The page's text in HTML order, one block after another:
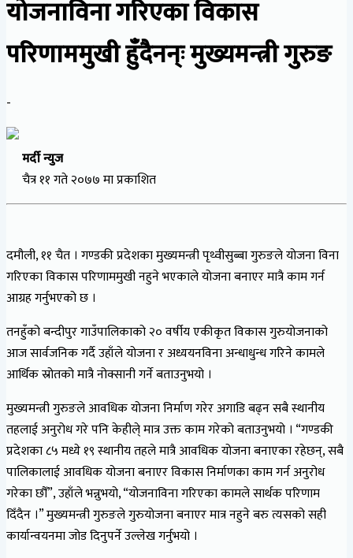
योजनाविना गरिएका विकास
परिणाममुखी हुँदैनन्ः मुख्यमन्त्री गुरुङ
-
मर्दी न्युज
चैत्र ११ गते २०७७ मा प्रकाशित
दमौली, ११ चैत । गण्डकी प्रदेशका मुख्यमन्त्री पृथ्वीसुब्बा गुरुङले योजना विना
गरिएका विकास परिणाममुखी नहुने भएकाले योजना बनाएर मात्रै काम गर्न
आग्रह गर्नुभएको छ ।
तनहुँको बन्दीपुर गाउँपालिकाको २० वर्षीय एकीकृत विकास गुरुयोजनाको
आज सार्वजनिक गर्दै उहाँले योजना र अध्ययनविना अन्धाधुन्ध गरिने कामले
आर्थिक स्रोतको मात्रै नोक्सानी गर्ने बताउनुभयो ।
मुख्यमन्त्री गुरुङले आवधिक योजना निर्माण गरेर अगाडि बढ्न सबै स्थानीय
तहलाई अनुरोध गरे पनि केहीले् मात्र उक्त काम गरेको बताउनुभयो । “गण्डकी
प्रदेशका ८५ मध्ये १९ स्थानीय तहले मात्रै आवधिक योजना बनाएका रहेछन्, सबै
पालिकालाई आवधिक योजना बनाएर विकास निर्माणका काम गर्न अनुरोध
गरेका छौँ”, उहाँले भन्नुभयो, “योजनाविना गरिएका कामले सार्थक परिणाम
दिँदैन ।” मुख्यमन्त्री गुरुङले गुरुयोजना बनाएर मात्र नहुने बरु त्यसको सही
कार्यान्वयनमा जोड दिनुपर्ने उल्लेख गर्नुभयो ।